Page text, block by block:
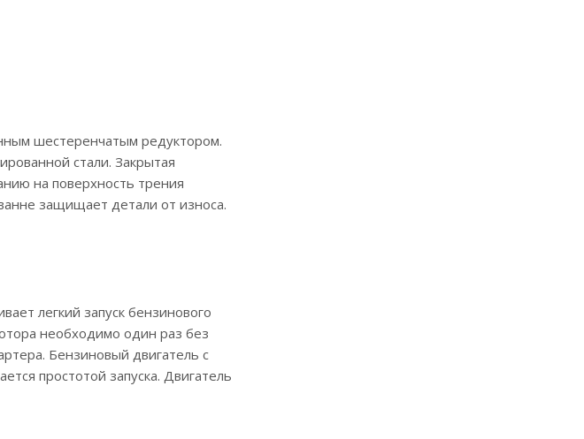
шестеренчатым редуктором.
стали. Закрытая
на поверхность трения
защищает детали от износа.
легкий запуск бензинового
необходимо один раз без
Бензиновый двигатель с
простотой запуска. Двигатель